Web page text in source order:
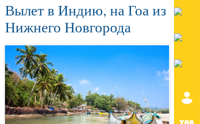
Вылет в Индию, на Гоа из
Нижнего Новгорода